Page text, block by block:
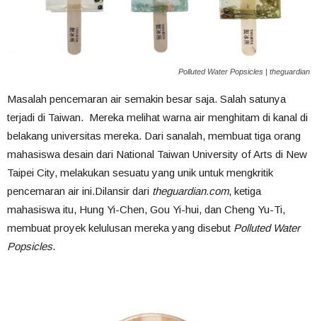
Polluted Water Popsicles | theguardian
Masalah pencemaran air semakin besar saja. Salah satunya
terjadi di Taiwan. Mereka melihat warna air menghitam di kanal di
belakang universitas mereka. Dari sanalah, membuat tiga orang
mahasiswa desain dari National Taiwan University of Arts di New
Taipei City, melakukan sesuatu yang unik untuk mengkritik
pencemaran air ini.Dilansir dari theguardian.com, ketiga
mahasiswa itu, Hung Yi-Chen, Gou Yi-hui, dan Cheng Yu-Ti,
membuat proyek kelulusan mereka yang disebut Polluted Water
Popsicles.